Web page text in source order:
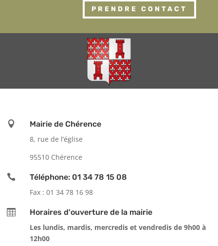
PRENDRE CONTACT

Mairie de Chérence
8, rue de l’église
95510 Chérence

Téléphone: 01 34 78 15 08
Fax : 01 34 78 16 98

Horaires d'ouverture de la mairie
Les lundis, mardis, mercredis et vendredis de 9h00 à
12h00